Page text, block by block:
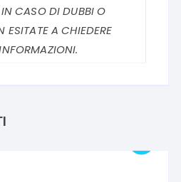
CASO DI DUBBI O
ESITATE A CHIEDERE